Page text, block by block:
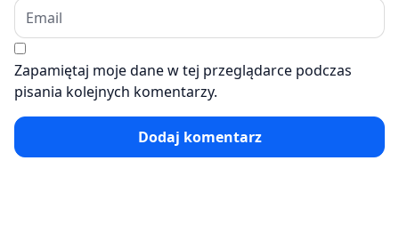
Zapamiętaj moje dane w tej przeglądarce podczas
pisania kolejnych komentarzy.
Dodaj komentarz